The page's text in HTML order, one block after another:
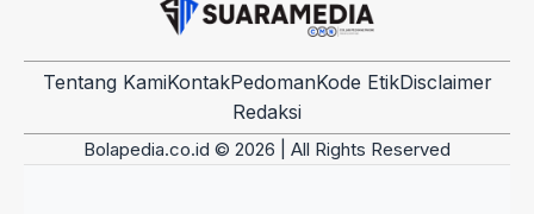
Tentang KamiKontakPedomanKode EtikDisclaimer
Redaksi
Bolapedia.co.id © 2026 | All Rights Reserved